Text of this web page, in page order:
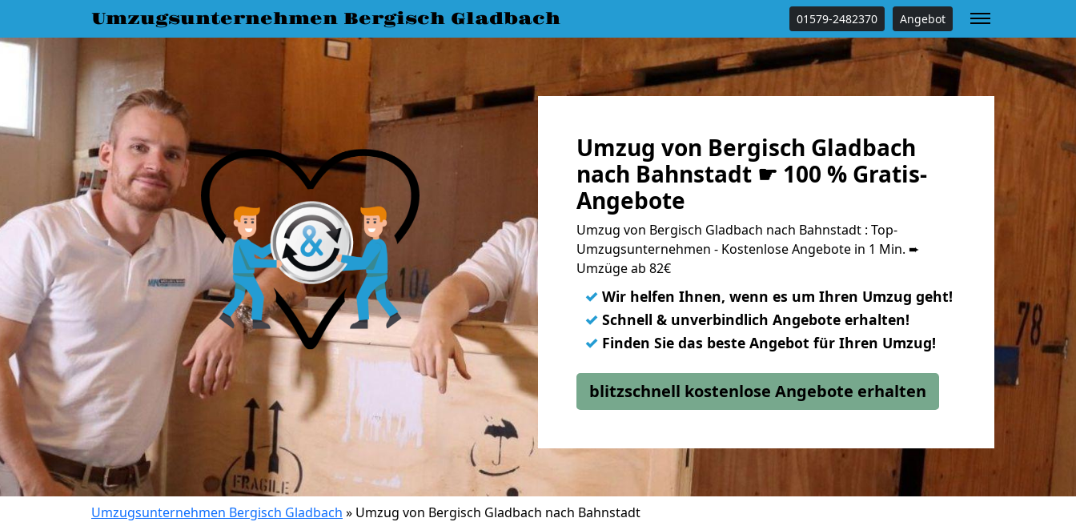
Umzugsunternehmen Bergisch Gladbach 01579-2482370 Angebot
Umzug von Bergisch Gladbach
nach Bahnstadt ☛ 100 % Gratis-
Angebote
Umzug von Bergisch Gladbach nach Bahnstadt : Top-
Umzugsunternehmen - Kostenlose Angebote in 1 Min. ➨
Umzüge ab 82€
✓ Wir helfen Ihnen, wenn es um Ihren Umzug geht!
✓ Schnell & unverbindlich Angebote erhalten!
✓ Finden Sie das beste Angebot für Ihren Umzug!
blitzschnell kostenlose Angebote erhalten
Umzugsunternehmen Bergisch Gladbach » Umzug von Bergisch Gladbach nach Bahnstadt